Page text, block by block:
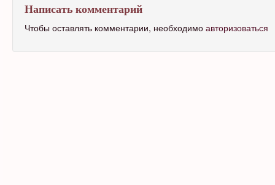
Написать комментарий
Чтобы оставлять комментарии, необходимо авторизоваться